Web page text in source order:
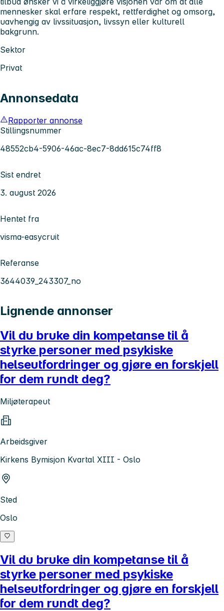
mennesker skal erfare respekt, rettferdighet og omsorg,
uavhengig av livssituasjon, livssyn eller kulturell
bakgrunn.
Sektor
Privat
Annonsedata
Rapporter annonse
Stillingsnummer
48552cb4-5906-46ac-8ec7-8dd615c74ff8
Sist endret
3. august 2026
Hentet fra
visma-easycruit
Referanse
3644039_243307_no
Lignende annonser
Vil du bruke din kompetanse til å
styrke personer med psykiske
helseutfordringer og gjøre en forskjell
for dem rundt deg?
Miljøterapeut
Arbeidsgiver
Kirkens Bymisjon Kvartal XIII - Oslo
Sted
Oslo
Vil du bruke din kompetanse til å
styrke personer med psykiske
helseutfordringer og gjøre en forskjell
for dem rundt deg?